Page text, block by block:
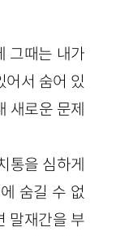
그때는 내가
어서 숨어 있
새로운 문제
통을 심하게
숨길 수 없
말재간을 부